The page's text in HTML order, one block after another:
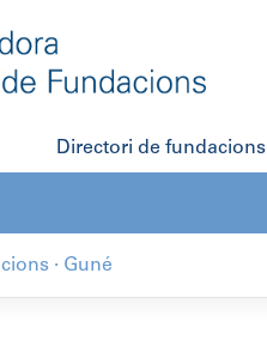
Directori de fundacions
· Guné